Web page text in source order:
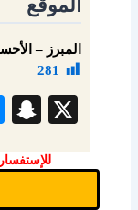
الموقع
المبرز –
281
X